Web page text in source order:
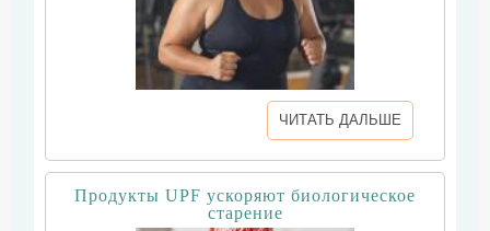
ЧИТАТЬ ДАЛЬШЕ
Продукты UPF ускоряют биологическое
старение